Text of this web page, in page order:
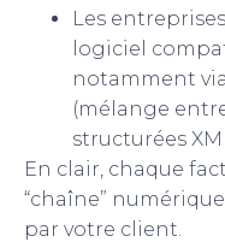
Les
logiciel
notamment
(mélange
structurées
En clair, chaque
“chaîne”
par votre client.